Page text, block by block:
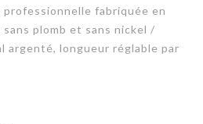
professionnelle fabriquée en
plomb et sans nickel /
argenté, longueur réglable par